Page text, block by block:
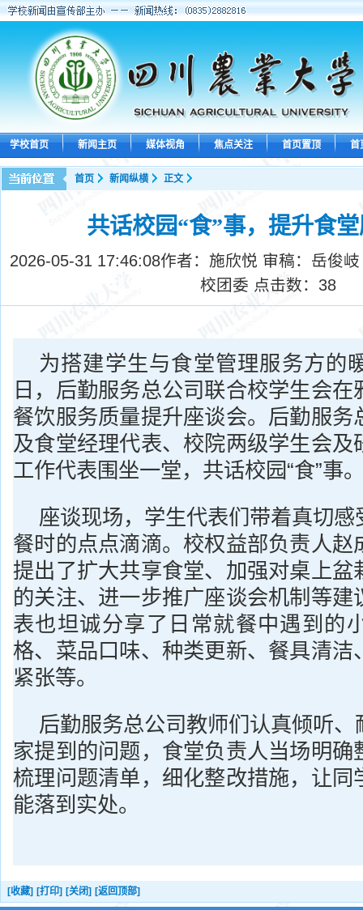
学校首页 新闻主页 媒体视角 焦点关注 首页置顶 首
首页 新闻纵横 正文
共话校园“食”事，提升食
2026-05-31 17:46:08作者：施欣悦 审稿：岳俊
校团委 点击数： 38
为搭建学生与食堂管理服务方的
日，后勤服务总公司联合校学生会
餐饮服务质量提升座谈会。后勤服务
及食堂经理代表、校院两级学生会及
工作代表围坐一堂，共话校园“食”事
座谈现场，学生代表们带着真切
餐时的点点滴滴。校权益部负责人赵
提出了扩大共享食堂、加强对桌上盆
的关注、进一步推广座谈会机制等建
表也坦诚分享了日常就餐中遇到的
格、菜品口味、种类更新、餐具清洁
紧张等。
后勤服务总公司教师们认真倾听
家提到的问题，食堂负责人当场明确
梳理问题清单，细化整改措施，让同
能落到实处。
[收藏] [打印] [关闭] [返回顶部]